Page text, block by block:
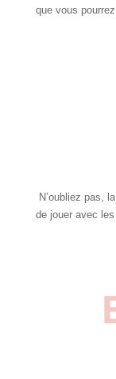
que vous
N’oubliez pas,
de jouer avec